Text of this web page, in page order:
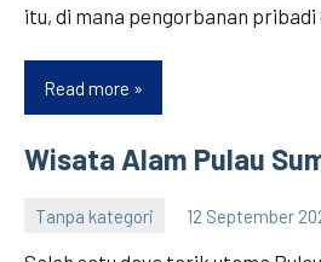
itu, di mana pengorbanan pribadi
Read more Film
Casablanca
(1942)
Wisata Alam Pulau
Tanpa kategori 12 September